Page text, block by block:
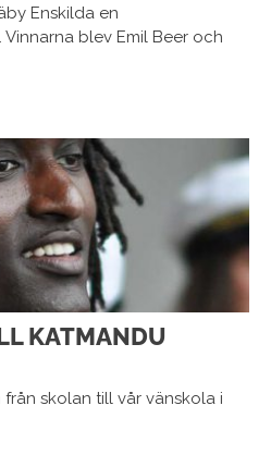
Enskilda en
blev Emil Beer och
KATMANDU
skolan till vår vänskola i